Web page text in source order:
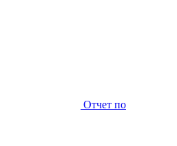
Отчет по